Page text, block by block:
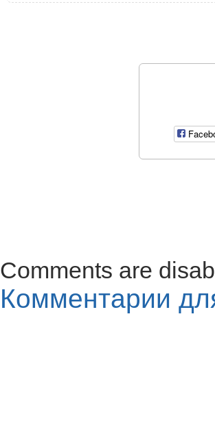
Comments are
Комментарии